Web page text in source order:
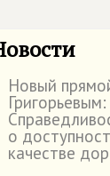
Новый
о
качестве